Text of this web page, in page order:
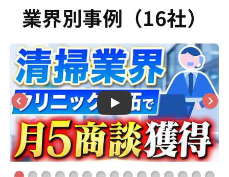
業界別事例（16社）
Play